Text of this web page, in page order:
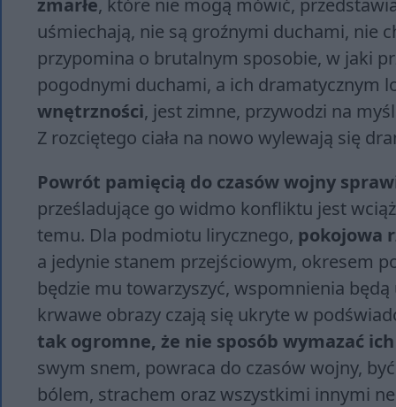
uśmiechają, nie są groźnymi duchami, nie
przypomina o brutalnym sposobie, w jaki
pogodnymi duchami, a ich dramatycznym
wnętrzności, jest zimne, przywodzi na
Z rozciętego ciała na nowo wylewają się
Powrót pamięcią do czasów wojny
prześladujące go widmo konfliktu jest
temu. Dla podmiotu lirycznego, pokojowa
a jedynie stanem przejściowym, okresem
będzie mu towarzyszyć, wspomnienia
krwawe obrazy czają się ukryte w
tak ogromne, że nie sposób wymazać
swym snem, powraca do czasów wojny,
bólem, strachem oraz wszystkimi innymi